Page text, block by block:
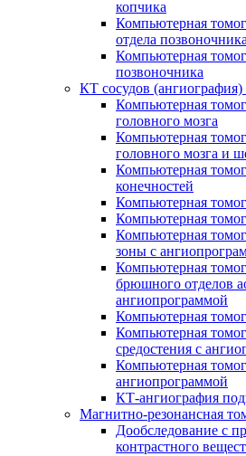
копчика
Компьютерная
отдела позвоночника
Компьютерная
позвоночника
КТ сосудов (ангиография)
Компьютерная
головного мозга
Компьютерная
головного мозга и
Компьютерная
конечностей
Компьютерная
Компьютерная
Компьютерная
зоны с
Компьютерная
брюшного отделов
ангиопрограммой
Компьютерная
Компьютерная
средостения с
Компьютерная
ангиопрограммой
КТ-ангиография
Магнитно-резонансная
Дообследование с
контрастного